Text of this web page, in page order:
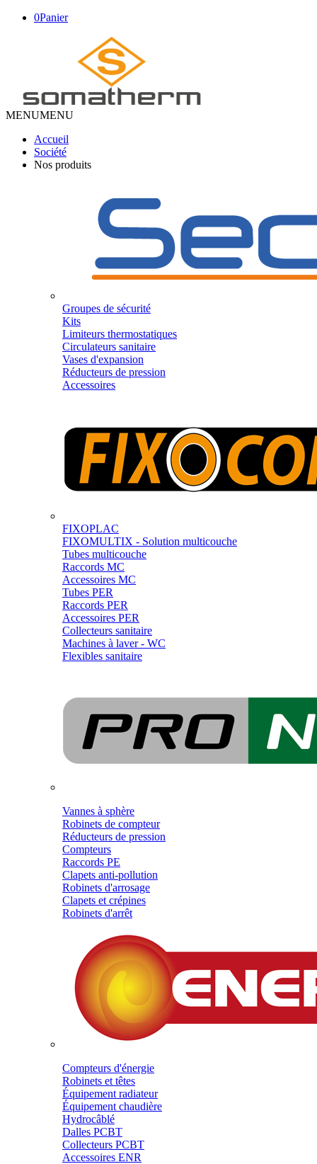
0Panier
MENUMENU
Accueil
Société
Nos produits
Groupes de sécurité
Kits
Limiteurs thermostatiques
Circulateurs sanitaire
Vases d'expansion
Réducteurs de pression
Accessoires
FIXOPLAC
FIXOMULTIX - Solution multicouche
Tubes multicouche
Raccords MC
Accessoires MC
Tubes PER
Raccords PER
Accessoires PER
Collecteurs sanitaire
Machines à laver - WC
Flexibles sanitaire
Vannes à sphère
Robinets de compteur
Réducteurs de pression
Compteurs
Raccords PE
Clapets anti-pollution
Robinets d'arrosage
Clapets et crépines
Robinets d'arrêt
Compteurs d'énergie
Robinets et têtes
Équipement radiateur
Équipement chaudière
Hydrocâblé
Dalles PCBT
Collecteurs PCBT
Accessoires ENR